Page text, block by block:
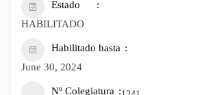
Estado
HABILITADO
Habilitado hasta
June 30, 2024
Nº Colegiatura